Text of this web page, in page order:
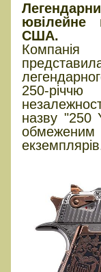
ювілейне
США.
250-
назву "250